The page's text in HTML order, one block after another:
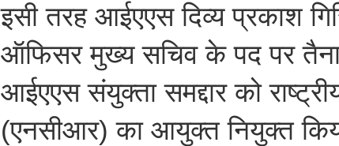
इसी तरह आईएएस दिव्य प्रकाश
ऑफिसर मुख्य सचिव के पद पर
आईएएस संयुक्ता समद्दार को
(एनसीआर) का आयुक्त नियुक्त